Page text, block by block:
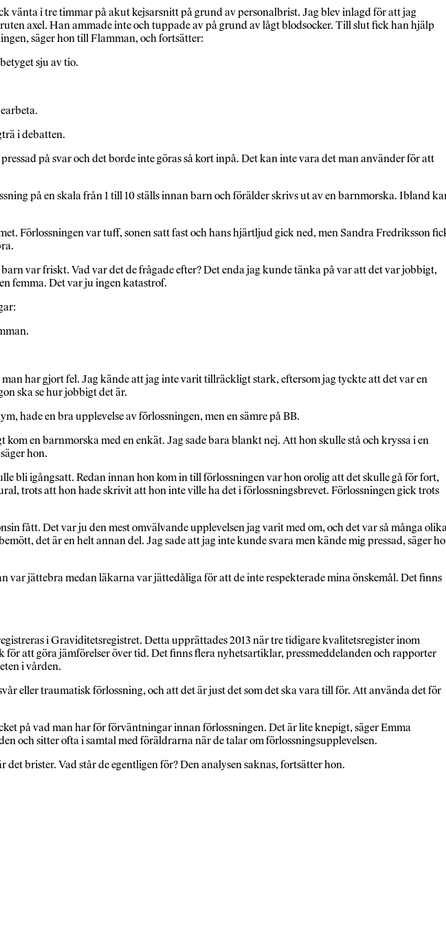
vänta i tre timmar på akut kejsarsnitt på grund av personalbrist. Jag blev inlagd för att jag
axel. Han ammade inte och tuppade av på grund av lågt blodsocker. Till slut fick han hjälp
säger hon till Flamman, och fortsätter:
sju av tio.
i debatten.
på svar och det borde inte göras så kort inpå. Det kan inte vara det man använder för att
på en skala från 1 till 10 ställs innan barn och förälder skrivs ut av en barnmorska. Ibland
Förlossningen var tuff, sonen satt fast och hans hjärtljud gick ned, men Sandra Fredriksson
var friskt. Vad var det de frågade efter? Det enda jag kunde tänka på var att det var jobbigt,
femma. Det var ju ingen katastrof.
har gjort fel. Jag kände att jag inte varit tillräckligt stark, eftersom jag tyckte att det var en
ska se hur jobbigt det är.
hade en bra upplevelse av förlossningen, men en sämre på BB.
en barnmorska med en enkät. Jag sade bara blankt nej. Att hon skulle stå och kryssa i en
hon.
bli igångsatt. Redan innan hon kom in till förlossningen var hon orolig att det skulle gå för fort,
trots att hon hade skrivit att hon inte ville ha det i förlossningsbrevet. Förlossningen gick trots
fått. Det var ju den mest omvälvande upplevelsen jag varit med om, och det var så många
det är en helt annan del. Jag sade att jag inte kunde svara men kände mig pressad, säger
jättebra medan läkarna var jättedåliga för att de inte respekterade mina önskemål. Det finns
i Graviditetsregistret. Detta upprättades 2013 när tre tidigare kvalitetsregister inom
att göra jämförelser över tid. Det finns flera nyhetsartiklar, pressmeddelanden och rapporter
i vården.
eller traumatisk förlossning, och att det är just det som det ska vara till för. Att använda det för
på vad man har för förväntningar innan förlossningen. Det är lite knepigt, säger Emma
och sitter ofta i samtal med föräldrarna när de talar om förlossningsupplevelsen.
brister. Vad står de egentligen för? Den analysen saknas, fortsätter hon.